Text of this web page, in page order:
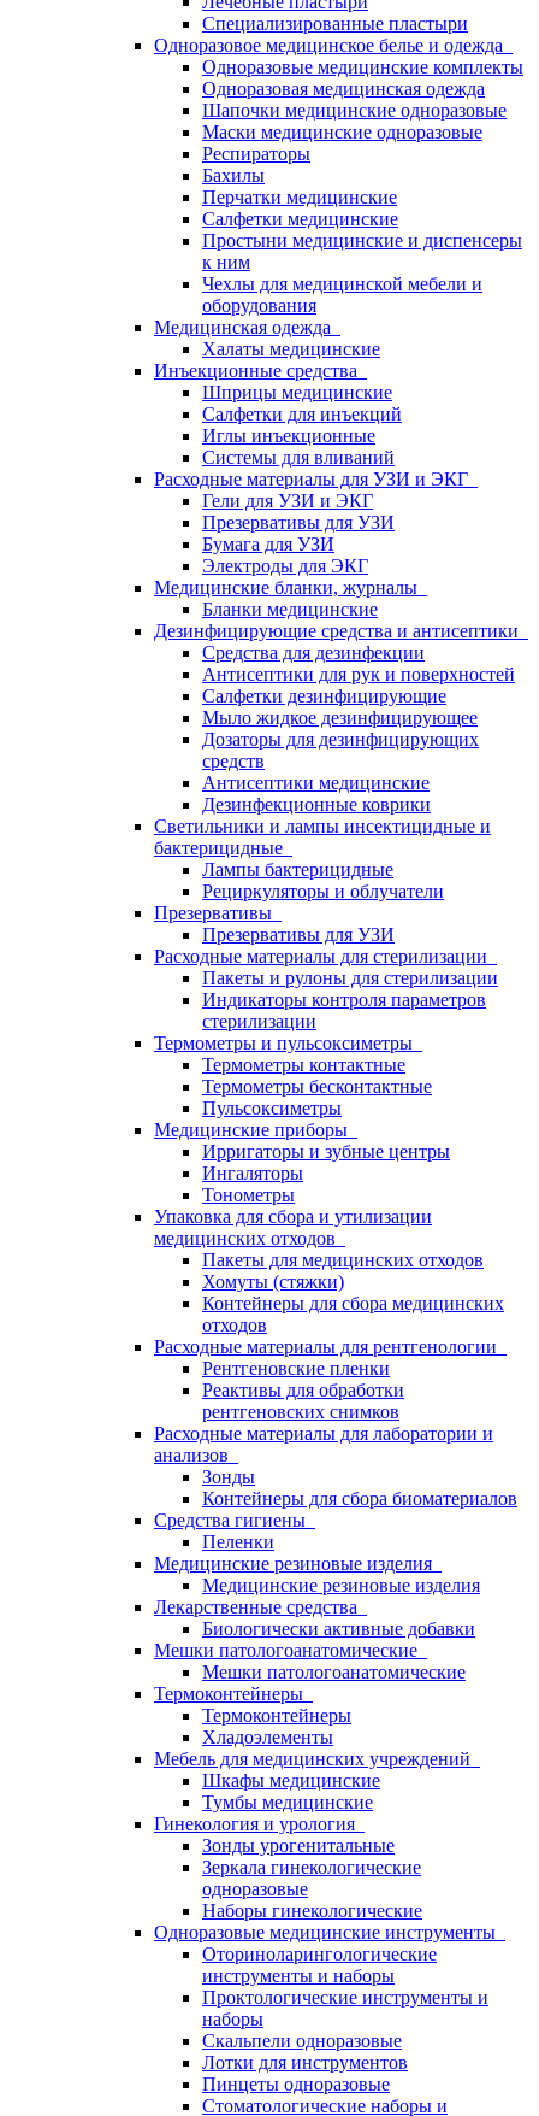
Специализированные пластыри
Одноразовое медицинское белье и одежда
Одноразовые медицинские комплекты
Одноразовая медицинская одежда
Шапочки медицинские одноразовые
Маски медицинские одноразовые
Респираторы
Бахилы
Перчатки медицинские
Салфетки медицинские
Простыни медицинские и диспенсеры
к ним
Чехлы для медицинской мебели и
оборудования
Медицинская одежда
Халаты медицинские
Инъекционные средства
Шприцы медицинские
Салфетки для инъекций
Иглы инъекционные
Системы для вливаний
Расходные материалы для УЗИ и ЭКГ
Гели для УЗИ и ЭКГ
Презервативы для УЗИ
Бумага для УЗИ
Электроды для ЭКГ
Медицинские бланки, журналы
Бланки медицинские
Дезинфицирующие средства и антисептики
Средства для дезинфекции
Антисептики для рук и поверхностей
Салфетки дезинфицирующие
Мыло жидкое дезинфицирующее
Дозаторы для дезинфицирующих
средств
Антисептики медицинские
Дезинфекционные коврики
Светильники и лампы инсектицидные и
бактерицидные
Лампы бактерицидные
Рециркуляторы и облучатели
Презервативы
Презервативы для УЗИ
Расходные материалы для стерилизации
Пакеты и рулоны для стерилизации
Индикаторы контроля параметров
стерилизации
Термометры и пульсоксиметры
Термометры контактные
Термометры бесконтактные
Пульсоксиметры
Медицинские приборы
Ирригаторы и зубные центры
Ингаляторы
Тонометры
Упаковка для сбора и утилизации
медицинских отходов
Пакеты для медицинских отходов
Хомуты (стяжки)
Контейнеры для сбора медицинских
отходов
Расходные материалы для рентгенологии
Рентгеновские пленки
Реактивы для обработки
рентгеновских снимков
Расходные материалы для лаборатории и
анализов
Зонды
Контейнеры для сбора биоматериалов
Средства гигиены
Пеленки
Медицинские резиновые изделия
Медицинские резиновые изделия
Лекарственные средства
Биологически активные добавки
Мешки патологоанатомические
Мешки патологоанатомические
Термоконтейнеры
Термоконтейнеры
Хладоэлементы
Мебель для медицинских учреждений
Шкафы медицинские
Тумбы медицинские
Гинекология и урология
Зонды урогенитальные
Зеркала гинекологические
одноразовые
Наборы гинекологические
Одноразовые медицинские инструменты
Оториноларингологические
инструменты и наборы
Проктологические инструменты и
наборы
Скальпели одноразовые
Лотки для инструментов
Пинцеты одноразовые
Стоматологические наборы и